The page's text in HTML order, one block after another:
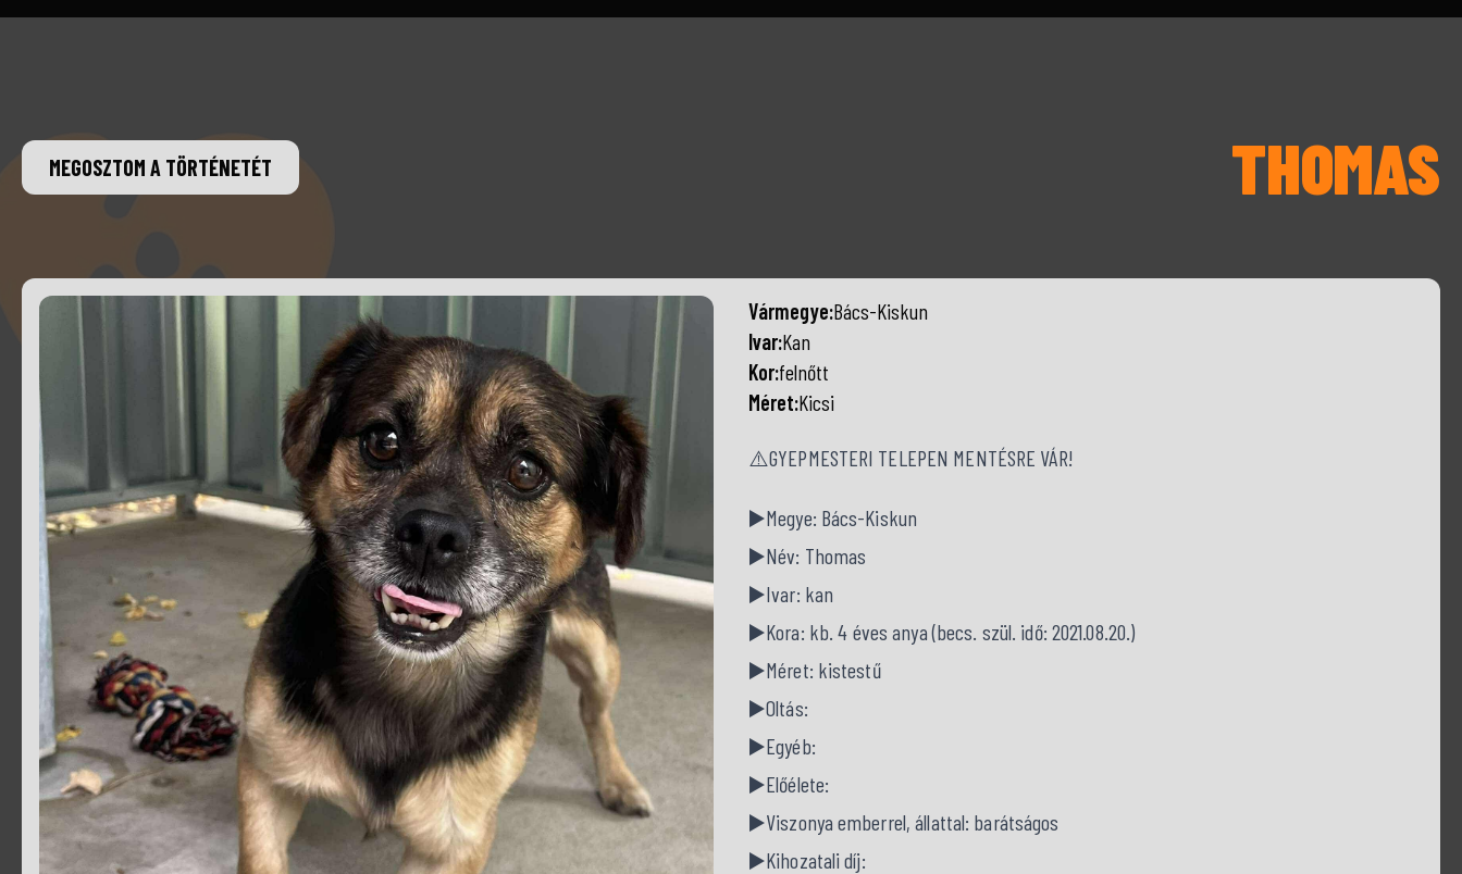
MEGOSZTOM A TÖRTÉNETÉT THOMAS
Vármegye:Bács-Kiskun
Ivar:Kan
Kor:felnőtt
Méret:Kicsi
⚠️GYEPMESTERI TELEPEN MENTÉSRE VÁR!
▶️Megye: Bács-Kiskun
▶️Név: Thomas
▶️Ivar: kan
▶️Kora: kb. 4 éves anya (becs. szül. idő: 2021.08.20.)
▶️Méret: kistestű
▶️Oltás:
▶️Egyéb:
▶️Előélete:
▶️Viszonya emberrel, állattal: barátságos
▶️Kihozatali díj: